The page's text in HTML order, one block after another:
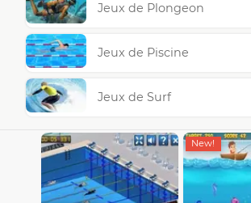
Jeux de Plongeon
Jeux de Piscine
Jeux de Surf